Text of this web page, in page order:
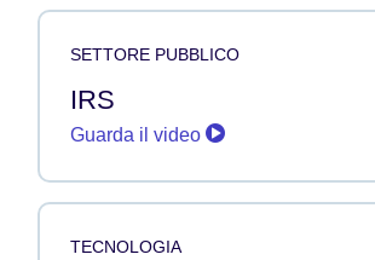
SETTORE PUBBLICO
IRS
Guarda il video
TECNOLOGIA